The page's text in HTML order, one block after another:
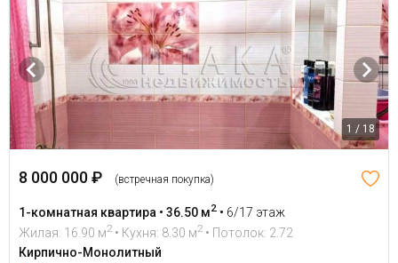
1 / 18
8 000 000 ₽ (встречная покупка)
1-комнатная квартира • 36.50 м2 • 6/17 этаж
Жилая: 16.90 м2 • Кухня: 8.30 м2 • Потолок: 2.72
Кирпично-Монолитный